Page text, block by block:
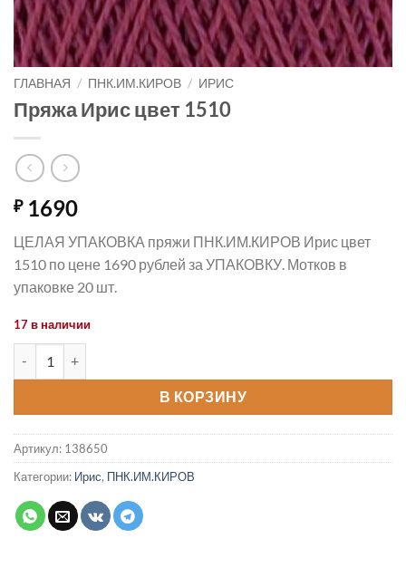
ГЛАВНАЯ / ПНК.ИМ.КИРОВ / ИРИС
Пряжа Ирис цвет 1510
₽1690
ЦЕЛАЯ УПАКОВКА пряжи ПНК.ИМ.КИРОВ Ирис цвет
1510 по цене 1690 рублей за УПАКОВКУ. Мотков в
упаковке 20 шт.
17 в наличии
В КОРЗИНУ
Артикул: 138650
Категории: Ирис, ПНК.ИМ.КИРОВ